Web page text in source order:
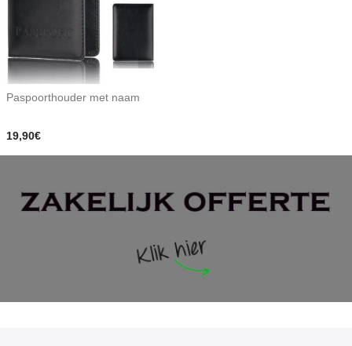
Paspoorthouder met naam
19,90€